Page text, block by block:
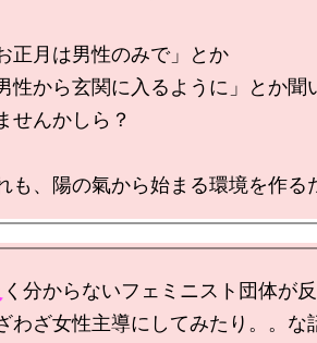
正月は男性のみで」とか
性から玄関に入るように」とか聞
せんかしら？
く分からないフェミニスト団体が
わざ女性主導にしてみたり。。な